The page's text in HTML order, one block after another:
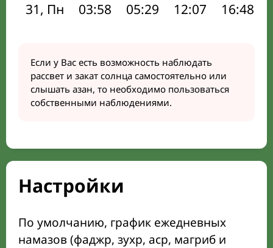
31, Пн
03:58 05:29 12:07 16:48
Если у Вас есть возможность наблюдать
рассвет и закат солнца самостоятельно или
слышать азан, то необходимо пользоваться
собственными наблюдениями.
Настройки
По умолчанию, график ежедневных
намазов (фаджр, зухр, аср, магриб и